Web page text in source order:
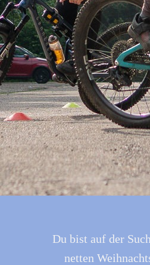
Du bist auf der
netten